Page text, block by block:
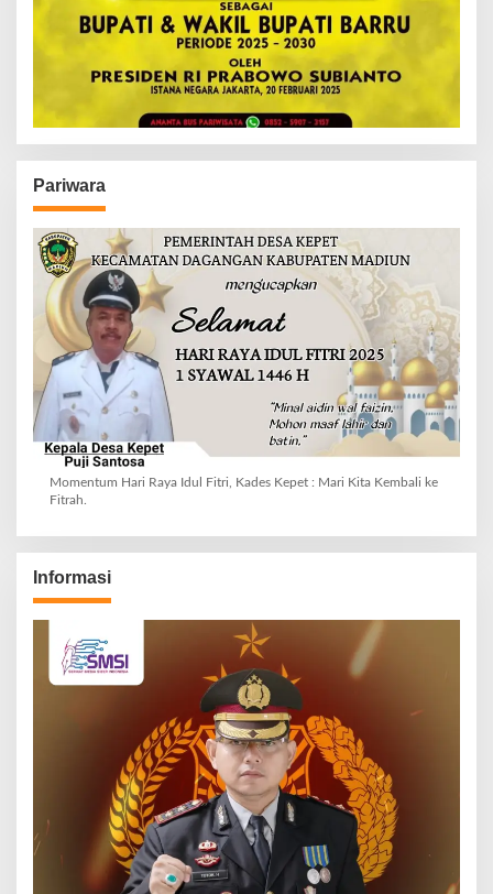
Pariwara
Momentum Hari Raya Idul Fitri, Kades Kepet : Mari Kita Kembali ke
Fitrah.
Informasi